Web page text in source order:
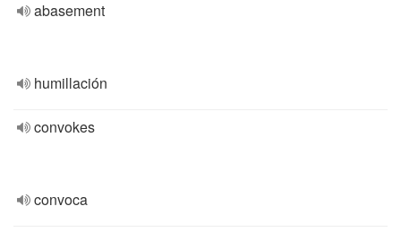
abasement
humillación
convokes
convoca